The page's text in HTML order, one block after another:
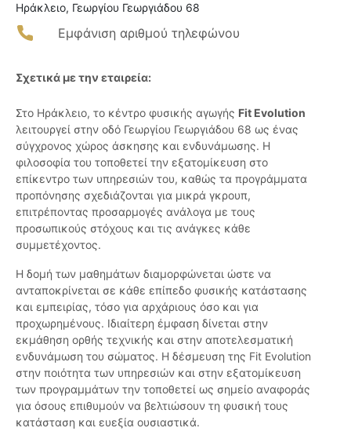
Ηράκλειο, Γεωργίου Γεωργιάδου 68
Εμφάνιση αριθμού τηλεφώνου
Σχετικά με την εταιρεία:
Στο Ηράκλειο, το κέντρο φυσικής αγωγής Fit Evolution
λειτουργεί στην οδό Γεωργίου Γεωργιάδου 68 ως ένας
σύγχρονος χώρος άσκησης και ενδυνάμωσης. Η
φιλοσοφία του τοποθετεί την εξατομίκευση στο
επίκεντρο των υπηρεσιών του, καθώς τα προγράμματα
προπόνησης σχεδιάζονται για μικρά γκρουπ,
επιτρέποντας προσαρμογές ανάλογα με τους
προσωπικούς στόχους και τις ανάγκες κάθε
συμμετέχοντος.
Η δομή των μαθημάτων διαμορφώνεται ώστε να
ανταποκρίνεται σε κάθε επίπεδο φυσικής κατάστασης
και εμπειρίας, τόσο για αρχάριους όσο και για
προχωρημένους. Ιδιαίτερη έμφαση δίνεται στην
εκμάθηση ορθής τεχνικής και στην αποτελεσματική
ενδυνάμωση του σώματος. Η δέσμευση της Fit Evolution
στην ποιότητα των υπηρεσιών και στην εξατομίκευση
των προγραμμάτων την τοποθετεί ως σημείο αναφοράς
για όσους επιθυμούν να βελτιώσουν τη φυσική τους
κατάσταση και ευεξία ουσιαστικά.